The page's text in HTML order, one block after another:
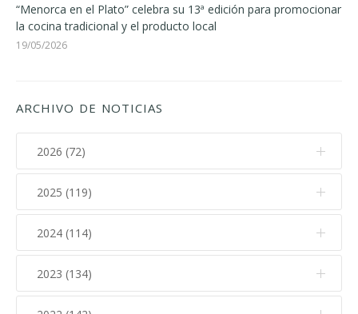
“Menorca en el Plato” celebra su 13ª edición para promocionar
la cocina tradicional y el producto local
19/05/2026
ARCHIVO DE NOTICIAS
2026 (72)
Agosto (1)
Julio (11)
Junio (7)
Mayo (9)
2025 (119)
Diciembre (12)
Noviembre (17)
Octubre (15)
2024 (114)
Diciembre (10)
Noviembre (14)
2023 (134)